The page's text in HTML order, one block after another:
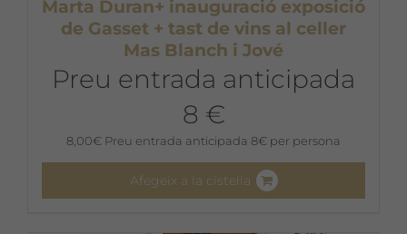
Marta Duran+ inauguració exposició
de Gasset + tast de vins al celler
Mas Blanch i Jové
Preu entrada anticipada
8 €
8,00€ Preu entrada anticipada 8€ per persona
Afegeix a la cistella